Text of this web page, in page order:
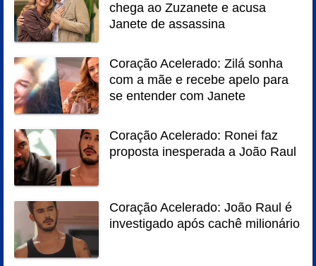
chega ao Zuzanete e acusa
Janete de assassina
Coração Acelerado: Zilá sonha
com a mãe e recebe apelo para
se entender com Janete
Coração Acelerado: Ronei faz
proposta inesperada a João Raul
Coração Acelerado: João Raul é
investigado após cachê milionário